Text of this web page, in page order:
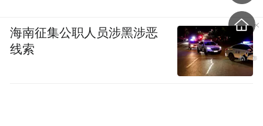
海南征集公职人员涉黑涉恶
线索